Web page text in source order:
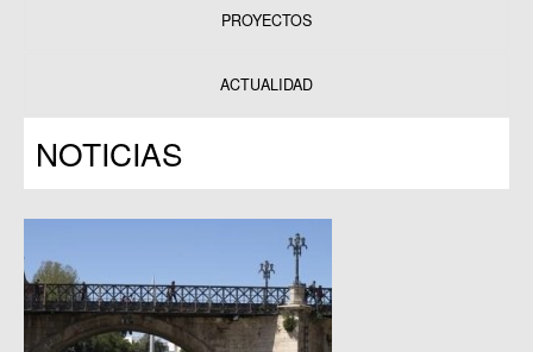
PROYECTOS
Programas
ACTUALIDAD
NOTICIAS